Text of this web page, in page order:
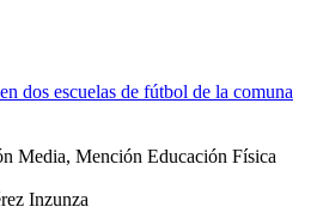
dos escuelas de fútbol de la comuna
Media, Mención Educación Física
Inzunza